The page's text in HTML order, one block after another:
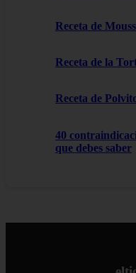
Receta de
Receta de la
Receta de
40
que debes saber